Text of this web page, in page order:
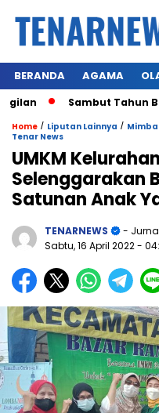
BERANDA AGAMA
Sambut Tahun Baru
Home / Liputan Lainnya /
Tenar News
UMKM
Selenggarakan
Satunan Anak
TENARNEWS
-
Sabtu, 16 April 2022-